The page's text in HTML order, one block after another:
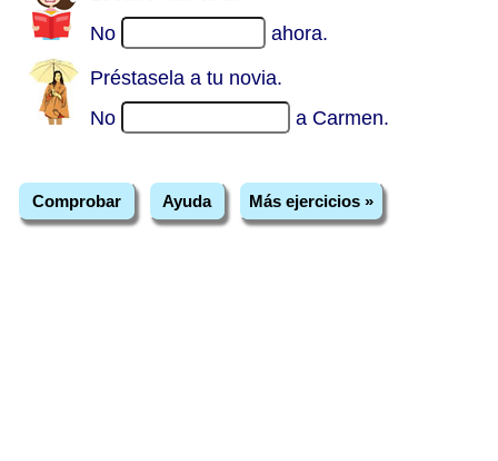
No
ahora.
Préstasela a tu novia.
No
a Carmen.
Comprobar Ayuda Más ejercicios »